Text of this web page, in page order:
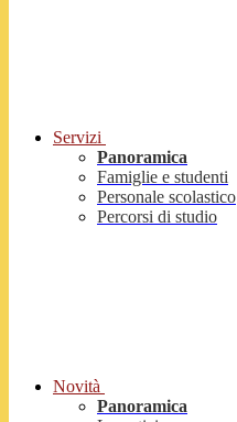
Servizi
Panoramica
Famiglie e studenti
Personale scolastico
Percorsi di studio
Novità
Panoramica